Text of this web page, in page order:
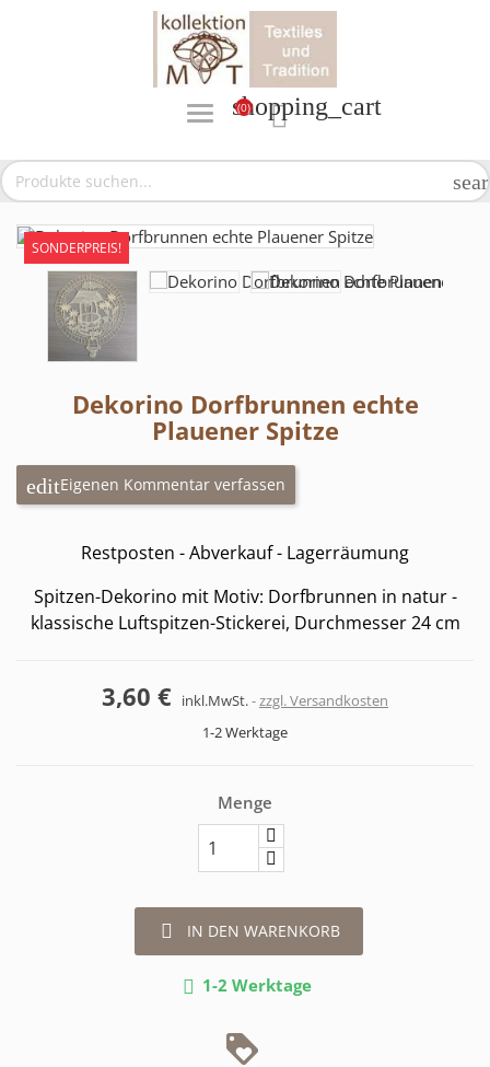
shopping_cart
(0) 
SONDERPREIS!
Dekorino Dorfbrunnen echte
Plauener Spitze
Eigenen Kommentar verfassen
Restposten - Abverkauf - Lagerräumung
Spitzen-Dekorino mit Motiv: Dorfbrunnen in natur -
klassische Luftspitzen-Stickerei, Durchmesser 24 cm
3,60 € inkl.MwSt. zzgl. Versandkosten
1-2 Werktage
Menge
 IN DEN WARENKORB
 1-2 Werktage